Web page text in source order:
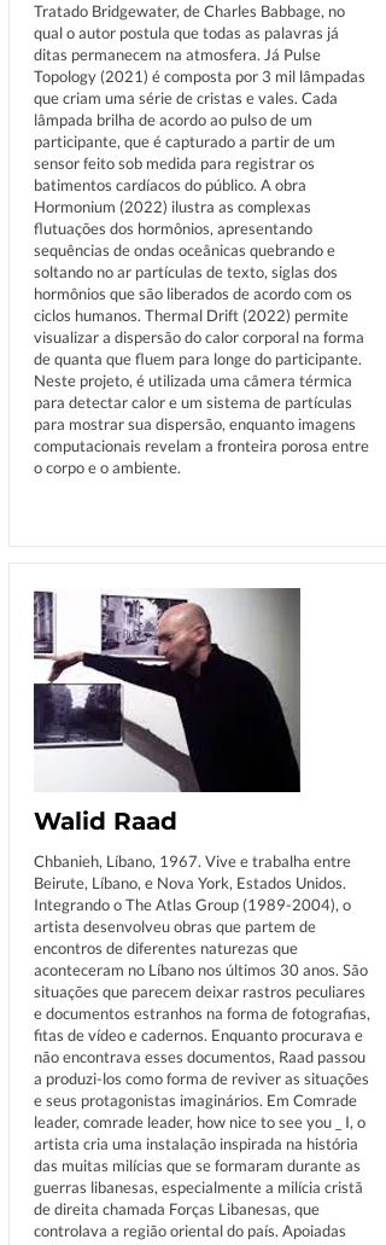
Tratado Bridgewater, de Charles Babbage, no
qual o autor postula que todas as palavras já
ditas permanecem na atmosfera. Já Pulse
Topology (2021) é composta por 3 mil lâmpadas
que criam uma série de cristas e vales. Cada
lâmpada brilha de acordo ao pulso de um
participante, que é capturado a partir de um
sensor feito sob medida para registrar os
batimentos cardíacos do público. A obra
Hormonium (2022) ilustra as complexas
flutuações dos hormônios, apresentando
sequências de ondas oceânicas quebrando e
soltando no ar partículas de texto, siglas dos
hormônios que são liberados de acordo com os
ciclos humanos. Thermal Drift (2022) permite
visualizar a dispersão do calor corporal na forma
de quanta que fluem para longe do participante.
Neste projeto, é utilizada uma câmera térmica
para detectar calor e um sistema de partículas
para mostrar sua dispersão, enquanto imagens
computacionais revelam a fronteira porosa entre
o corpo e o ambiente.
Walid Raad
Chbanieh, Líbano, 1967. Vive e trabalha entre
Beirute, Líbano, e Nova York, Estados Unidos.
Integrando o The Atlas Group (1989-2004), o
artista desenvolveu obras que partem de
encontros de diferentes naturezas que
aconteceram no Líbano nos últimos 30 anos. São
situações que parecem deixar rastros peculiares
e documentos estranhos na forma de fotografias,
fitas de vídeo e cadernos. Enquanto procurava e
não encontrava esses documentos, Raad passou
a produzi-los como forma de reviver as situações
e seus protagonistas imaginários. Em Comrade
leader, comrade leader, how nice to see you _ I, o
artista cria uma instalação inspirada na história
das muitas milícias que se formaram durante as
guerras libanesas, especialmente a milícia cristã
de direita chamada Forças Libanesas, que
controlava a região oriental do país. Apoiadas